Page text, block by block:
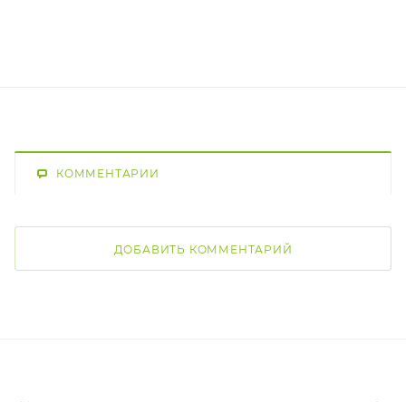
КОММЕНТАРИИ
ДОБАВИТЬ КОММЕНТАРИЙ